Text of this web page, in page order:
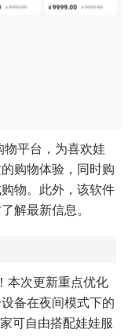
物平台，为喜欢娃
购物体验，同时购
物。此外，该软件
解最新信息。
本次更新重点优化
备在夜间模式下的
可自由搭配娃娃服